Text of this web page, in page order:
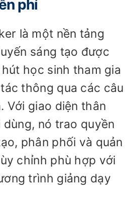
phí
là một nền tảng
sáng tạo được
học sinh tham gia
thông qua các câu
Với giao diện thân
nó trao quyền
phân phối và quản
chỉnh phù hợp với
trình giảng dạy